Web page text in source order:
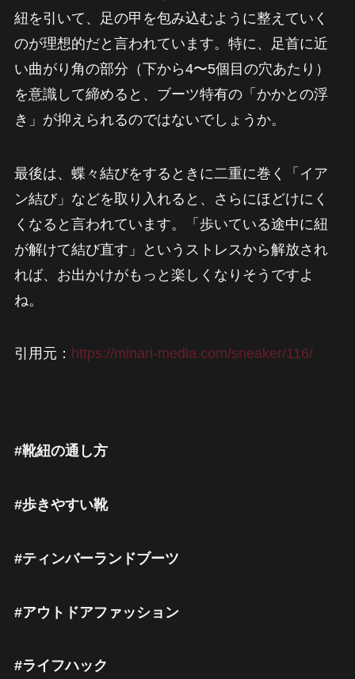
紐を引いて、足の甲を包み込むように整えていく
のが理想的だと言われています。特に、足首に近
い曲がり角の部分（下から4〜5個目の穴あたり）
を意識して締めると、ブーツ特有の「かかとの浮
き」が抑えられるのではないでしょうか。
最後は、蝶々結びをするときに二重に巻く「イア
ン結び」などを取り入れると、さらにほどけにく
くなると言われています。「歩いている途中に紐
が解けて結び直す」というストレスから解放され
れば、お出かけがもっと楽しくなりそうですよ
ね。
引用元： https://minari-media.com/sneaker/116/
#靴紐の通し方
#歩きやすい靴
#ティンバーランドブーツ
#アウトドアファッション
#ライフハック